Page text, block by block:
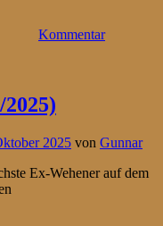
Kommentar
2025 von Gunnar
Ex-Wehener auf dem